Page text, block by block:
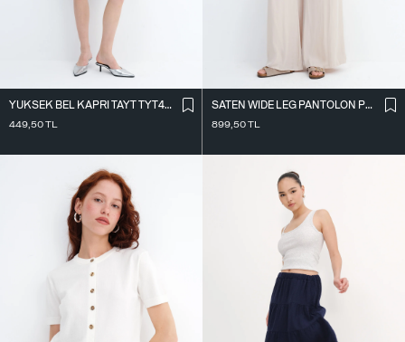
YÜKSEK BEL KAPRI TAYT TYT4024
449,50TL
SATEN WIDE LEG PANTOLON PN17298
899,50TL